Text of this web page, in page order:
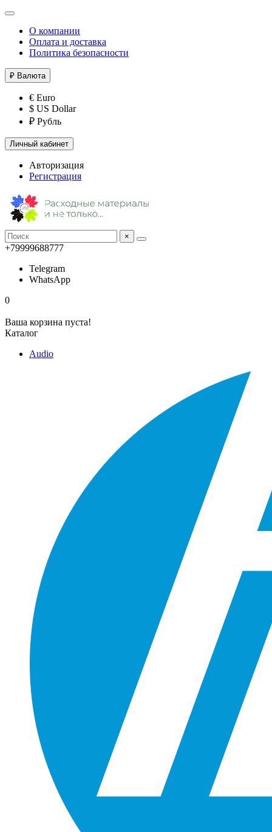
О компании
Оплата и доставка
Политика безопасности
₽ Валюта
€ Euro
$ US Dollar
₽ Рубль
Личный кабинет
Авторизация
Регистрация
×
+79999688777
Telegram
WhatsApp
0
Ваша корзина пуста!
Каталог
Audio